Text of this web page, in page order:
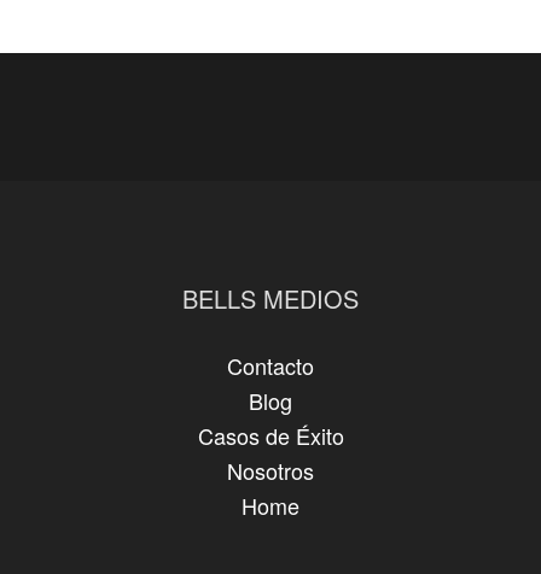
BELLS MEDIOS
Contacto
Blog
Casos de Éxito
Nosotros
Home